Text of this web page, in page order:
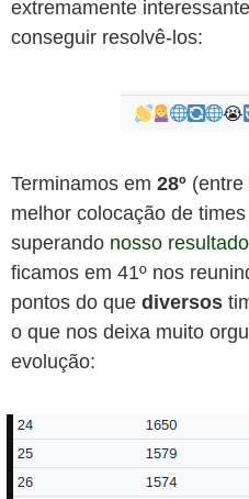
extremamente
conseguir resolvê-los:
Terminamos em 28º (entre
melhor colocação de
superando nosso
ficamos em 41º nos
pontos do que diversos
o que nos deixa muito
evolução: